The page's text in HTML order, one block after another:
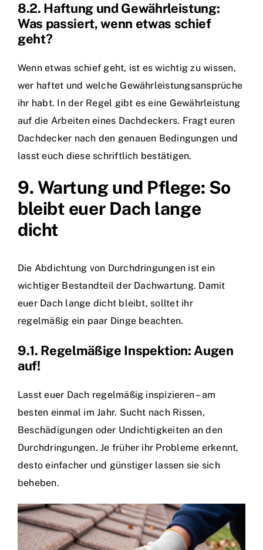
8.2. Haftung und Gewährleistung:
Was passiert, wenn etwas schief
geht?
Wenn etwas schief geht, ist es wichtig zu wissen,
wer haftet und welche Gewährleistungsansprüche
ihr habt. In der Regel gibt es eine Gewährleistung
auf die Arbeiten eines Dachdeckers. Fragt euren
Dachdecker nach den genauen Bedingungen und
lasst euch diese schriftlich bestätigen.
9. Wartung und Pflege: So
bleibt euer Dach lange
dicht
Die Abdichtung von Durchdringungen ist ein
wichtiger Bestandteil der Dachwartung. Damit
euer Dach lange dicht bleibt, solltet ihr
regelmäßig ein paar Dinge beachten.
9.1. Regelmäßige Inspektion: Augen
auf!
Lasst euer Dach regelmäßig inspizieren – am
besten einmal im Jahr. Sucht nach Rissen,
Beschädigungen oder Undichtigkeiten an den
Durchdringungen. Je früher ihr Probleme erkennt,
desto einfacher und günstiger lassen sie sich
beheben.